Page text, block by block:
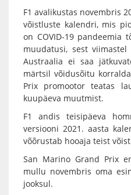
F1 avalikustas novembris
võistluste kalendri, mis
on COVID-19 pandeemia
muudatusi, sest
Austraalia ei saa
märtsil võidusõitu
Prix promootor teatas
kuupäeva muutmist.
F1 andis teisipäeva
versiooni 2021. aasta
võõrustab hooaja teist
San Marino Grand Prix
mullu novembris oma
jooksul.